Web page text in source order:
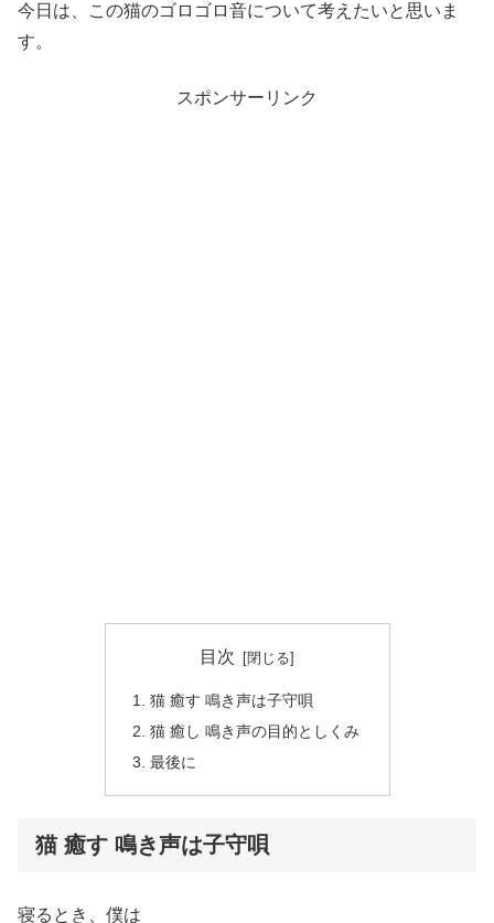
今日は、この猫のゴロゴロ音について考えたいと思いま
す。
スポンサーリンク
目次
猫 癒す 鳴き声は子守唄
猫 癒し 鳴き声の目的としくみ
最後に
猫 癒す 鳴き声は子守唄
寝るとき、僕は